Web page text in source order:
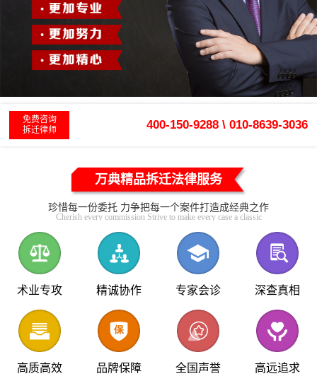
免费咨询
拆迁律师
400-150-9288 \ 010-8639-3036
万典精品拆迁法律服务
珍惜每一份委托 力争把每一个案件打造成经典之作
Cherish every commission Strive to make every case a classic
术业专攻 精诚协作 专家会诊 深查真相
高质高效 品牌保障 全国声誉 高远追求